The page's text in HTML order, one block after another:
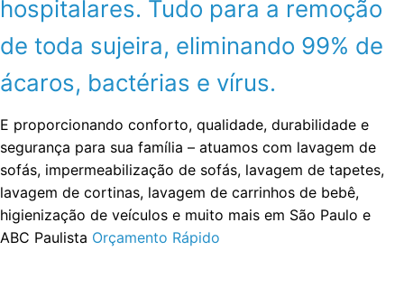
hospitalares. Tudo para a remoção
de toda sujeira, eliminando 99% de
ácaros, bactérias e vírus.
E proporcionando conforto, qualidade, durabilidade e
segurança para sua família – atuamos com lavagem de
sofás, impermeabilização de sofás, lavagem de tapetes,
lavagem de cortinas, lavagem de carrinhos de bebê,
higienização de veículos e muito mais em São Paulo e
ABC Paulista Orçamento Rápido